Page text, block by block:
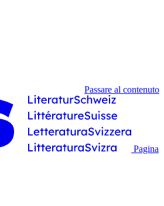
Passare al contenuto
Pagina